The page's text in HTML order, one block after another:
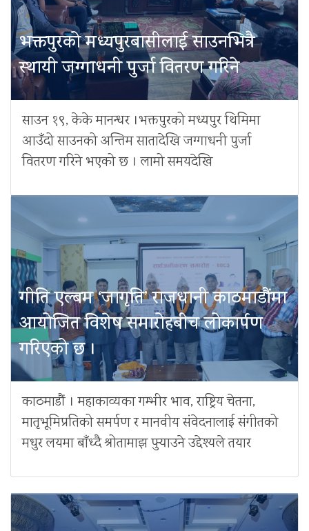
भक्तपुरको मध्यपुरबासीलाई साउनभित्रै
स्थायी जग्गाधनी पुर्जा वितरण गरिने
साउन १९, केके मानन्धर ।भक्तपुरको मध्यपुर थिमिमा
आउँदो साउनको अन्तिम सातादेखि जग्गाधनी पुर्जा
वितरण गरिने भएको छ । लामो समयदेखि
गीति एल्बम ‘जागृति’ राजधानी काठमाडौंमा
आयोजित विशेष समारोहबीच लोकार्पण
गरिएको छ ।
काठमाडौं । महाकाव्यका गम्भीर भाव, राष्ट्रिय चेतना,
मातृभूमिप्रतिको समर्पण र मानवीय संवेदनालाई संगीतको
मधुर लयमा बाँध्दै श्रोतामाझ पुर्‍याउने उद्देश्यले तयार